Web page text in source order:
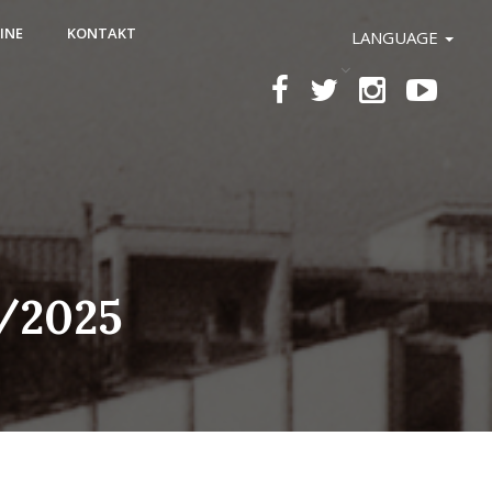
LANGUAGE
KONTAKT